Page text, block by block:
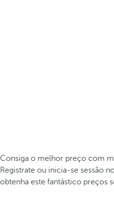
Consiga o melhor preço com
Registrate ou inicia-se sessão
obtenha este fantástico preços